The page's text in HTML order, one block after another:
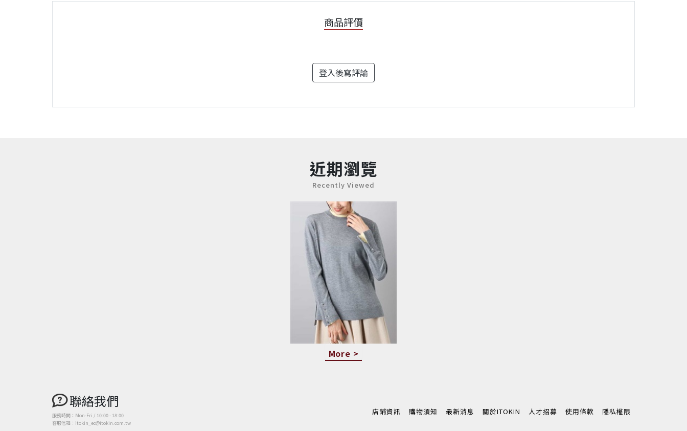
商品評價
登入後寫評論
近期瀏覽
Recently Viewed
More >
聯絡我們
服務時間：Mon-Fri / 10:00 - 18:00
客服信箱：itokin_ec@itokin.com.tw
店鋪資訊 購物須知 最新消息 關於ITOKIN 人才招募 使用條款 隱私權限